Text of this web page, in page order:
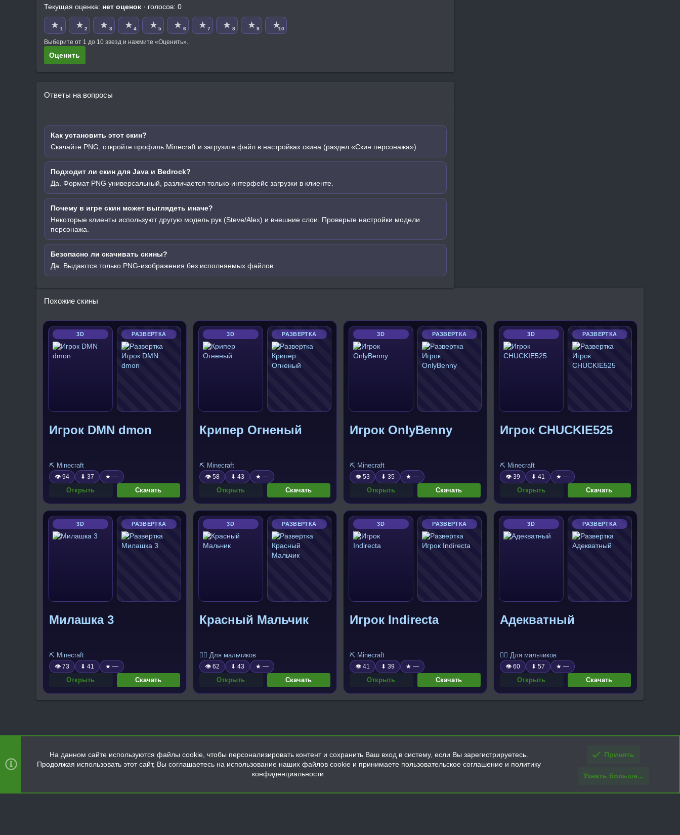
Текущая оценка: нет оценок · голосов: 0
★ 1 ★ 2 ★ 3 ★ 4 ★ 5 ★ 6 ★ 7 ★ 8 ★ 9 ★10
Выберите от 1 до 10 звезд и нажмите «Оценить».
Оценить
Ответы на вопросы
Как установить этот скин?
Скачайте PNG, откройте профиль Minecraft и загрузите файл в настройках скина (раздел «Скин персонажа»).
Подходит ли скин для Java и Bedrock?
Да. Формат PNG универсальный, различается только интерфейс загрузки в клиенте.
Почему в игре скин может выглядеть иначе?
Некоторые клиенты используют другую модель рук (Steve/Alex) и внешние слои. Проверьте настройки модели
персонажа.
Безопасно ли скачивать скины?
Да. Выдаются только PNG-изображения без исполняемых файлов.
Похожие скины
3D РАЗВЕРТКА
Игрок DMN dmon
⛏️ Minecraft
👁 94 ⬇ 37 ★ —
Открыть Скачать
3D РАЗВЕРТКА
Крипер Огненый
⛏️ Minecraft
👁 58 ⬇ 43 ★ —
Открыть Скачать
3D РАЗВЕРТКА
Игрок OnlyBenny
⛏️ Minecraft
👁 53 ⬇ 35 ★ —
Открыть Скачать
3D РАЗВЕРТКА
Игрок CHUCKIE525
⛏️ Minecraft
👁 39 ⬇ 41 ★ —
Открыть Скачать
3D РАЗВЕРТКА
Милашка 3
⛏️ Minecraft
👁 73 ⬇ 41 ★ —
Открыть Скачать
3D РАЗВЕРТКА
Красный Мальчик
🧍‍♂️ Для мальчиков
👁 62 ⬇ 43 ★ —
Открыть Скачать
3D РАЗВЕРТКА
Игрок Indirecta
⛏️ Minecraft
👁 41 ⬇ 39 ★ —
Открыть Скачать
3D РАЗВЕРТКА
Адекватный
🧍‍♂️ Для мальчиков
👁 60 ⬇ 57 ★ —
Открыть Скачать
Главная
R
S
На данном сайте используются файлы cookie, чтобы персонализировать контент и сохранить Ваш вход в систему, если Вы зарегистрируетесь.
Продолжая использовать этот сайт, Вы соглашаетесь на использование наших файлов cookie и принимаете пользовательское соглашение и политику
конфиденциальности.
Принять
Узнать больше...